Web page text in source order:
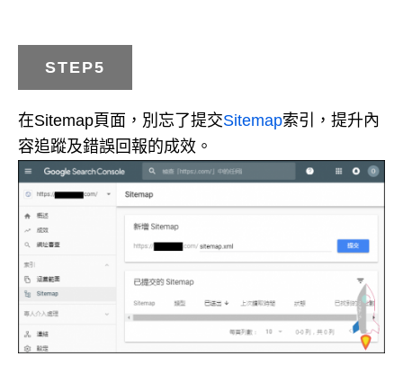
STEP5
在Sitemap頁面，別忘了提交Sitemap索引，提升內
容追蹤及錯誤回報的成效。